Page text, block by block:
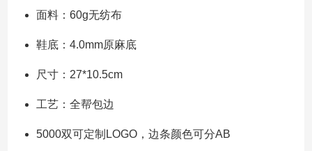
面料：60g无纺布
鞋底：4.0mm原麻底
尺寸：27*10.5cm
工艺：全帮包边
5000双可定制LOGO，边条颜色可分AB